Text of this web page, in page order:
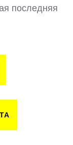
последняя